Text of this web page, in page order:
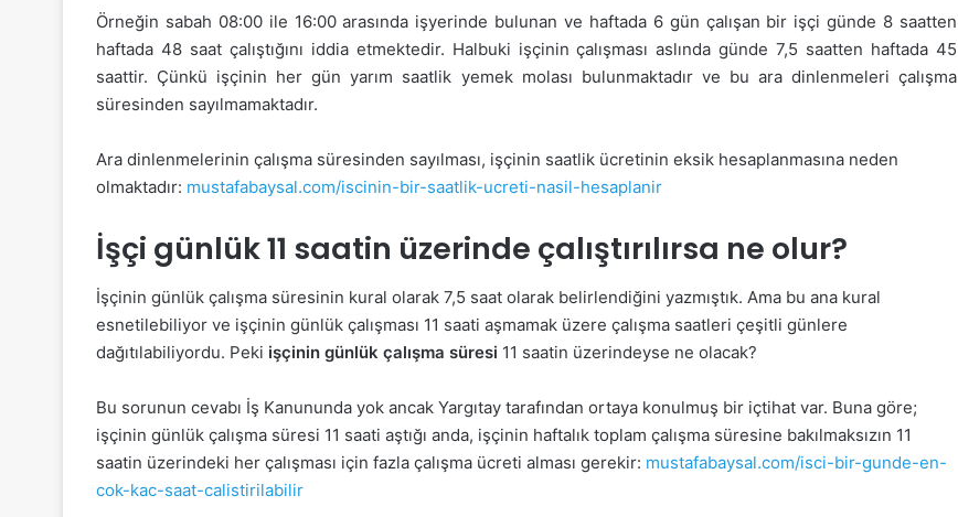
Örneğin sabah 08:00 ile 16:00 arasında işyerinde bulunan ve haftada 6 gün çalışan bir işçi günde 8 saatten
haftada 48 saat çalıştığını iddia etmektedir. Halbuki işçinin çalışması aslında günde 7,5 saatten haftada 45
saattir. Çünkü işçinin her gün yarım saatlik yemek molası bulunmaktadır ve bu ara dinlenmeleri çalışma
süresinden sayılmamaktadır.
Ara dinlenmelerinin çalışma süresinden sayılması, işçinin saatlik ücretinin eksik hesaplanmasına neden
olmaktadır: mustafabaysal.com/iscinin-bir-saatlik-ucreti-nasil-hesaplanir
İşçi günlük 11 saatin üzerinde çalıştırılırsa ne olur?
İşçinin günlük çalışma süresinin kural olarak 7,5 saat olarak belirlendiğini yazmıştık. Ama bu ana kural
esnetilebiliyor ve işçinin günlük çalışması 11 saati aşmamak üzere çalışma saatleri çeşitli günlere
dağıtılabiliyordu. Peki işçinin günlük çalışma süresi 11 saatin üzerindeyse ne olacak?
Bu sorunun cevabı İş Kanununda yok ancak Yargıtay tarafından ortaya konulmuş bir içtihat var. Buna göre;
işçinin günlük çalışma süresi 11 saati aştığı anda, işçinin haftalık toplam çalışma süresine bakılmaksızın 11
saatin üzerindeki her çalışması için fazla çalışma ücreti alması gerekir: mustafabaysal.com/isci-bir-gunde-en-
cok-kac-saat-calistirilabilir